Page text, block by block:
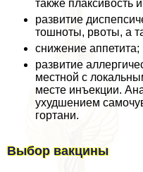
также плаксивость
развитие
тошноты, рвоты, а
снижение аппетита;
развитие
местной с
месте инъекции.
ухудшением
гортани.
Выбор вакцины